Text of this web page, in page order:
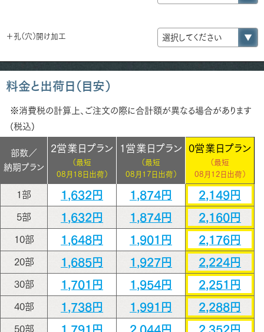
＋孔（穴）開け加工
料金と出荷日（目安）
※消費税の計算上、ご注文の際に合計額が異なる場合があります
(税込)
部数／
納期プラン
2営業日プラン
（最短
08月18日出荷）
1営業日プラン
（最短
08月17日出荷）
0営業日プラン
（最短
08月12日出荷）
1部 1,632円 1,874円 2,149円
5部 1,632円 1,874円 2,160円
10部 1,648円 1,901円 2,176円
20部 1,685円 1,927円 2,224円
30部 1,701円 1,954円 2,251円
40部 1,738円 1,991円 2,288円
50部 1,791円 2,044円 2,352円